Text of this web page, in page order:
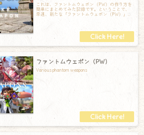
これは、ファントムウェポン（PW）の作り方を
簡単にまとめてみた記録です。ということで、
早速、新たな「ファントムウェポン（PW）」の
ファントムウェポン（PW）
Various phantom weapons